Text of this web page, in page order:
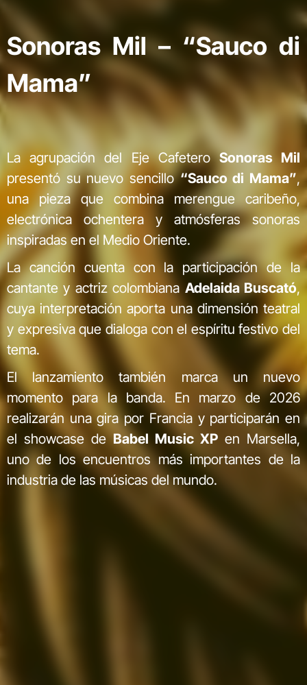
Sonoras Mil – “Sauco di
Mama”
La agrupación del Eje CafeteroSonoras Mil
presentó su nuevo sencillo“Sauco di Mama”,
una pieza que combina merengue caribeño,
electrónica ochentera y atmósferas sonoras
inspiradas en el Medio Oriente.
La canción cuenta con la participación de la
cantante y actriz colombiana Adelaida Buscató,
cuya interpretación aporta una dimensión teatral
y expresiva que dialoga con el espíritu festivo del
tema.
El lanzamiento también marca un nuevo
momento para la banda. En marzo de 2026
realizarán una gira por Francia y participarán en
el showcase deBabel Music XP en Marsella,
uno de los encuentros más importantes de la
industria de las músicas del mundo.